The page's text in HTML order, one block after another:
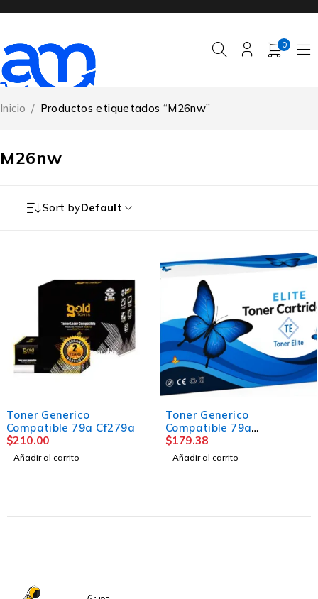
0
M26nw
Inicio / Productos etiquetados “M26nw”
Sort byDefault
Toner Generico
Compatible 79a Cf279a
$210.00
Añadir al carrito
Toner Generico
Compatible 79a
Cf279aELITE
$179.38
Añadir al carrito